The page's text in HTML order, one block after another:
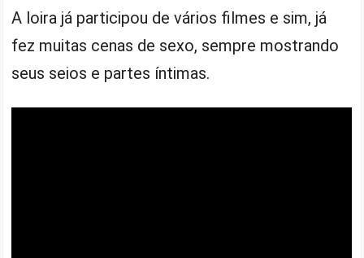
A loira já participou de vários filmes e sim, já
fez muitas cenas de sexo, sempre mostrando
seus seios e partes íntimas.